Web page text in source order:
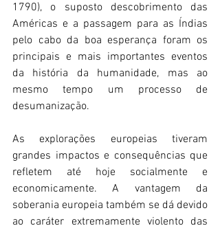
1790), o suposto descobrimento das
Américas e a passagem para as Índias
pelo cabo da boa esperança foram os
principais e mais importantes eventos
da história da humanidade, mas ao
mesmo tempo um processo de
desumanização.
As explorações europeias tiveram
grandes impactos e consequências que
refletem até hoje socialmente e
economicamente. A vantagem da
soberania europeia também se dá devido
ao caráter extremamente violento das